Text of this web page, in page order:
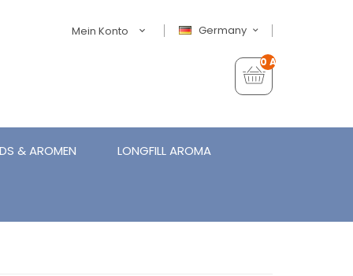
Germany
Mein Konto
0 Artikel - €0,00
& AROMEN LONGFILL AROMA